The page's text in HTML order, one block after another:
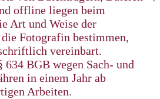
offline liegen beim
Art und Weise der
Fotografin bestimmen,
vereinbart.
634 BGB wegen Sach- und
in einem Jahr ab
Arbeiten.